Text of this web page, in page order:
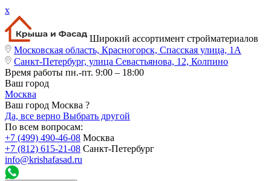
x
Широкий ассортимент стройматериалов
Московская область, Красногорск, Спасская улица, 1А
Санкт-Петербург, улица Севастьянова, 12, Колпино
Время работы пн.-пт. 9:00 – 18:00
Ваш город
Москва
Ваш город Москва ?
Да, все верно Выбрать другой
По всем вопросам:
+7 (499) 490-46-08 Москва
+7 (812) 615-21-08 Санкт-Петербург
info@krishafasad.ru